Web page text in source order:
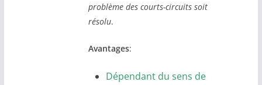
problème des courts-circuits soit
résolu.
Avantages:
Dépendant du sens de